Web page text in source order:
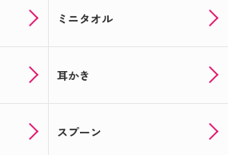
ミニタオル
耳かき
スプーン